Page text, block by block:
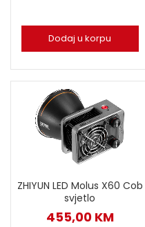
Dodaj u korpu
ZHIYUN LED Molus X60 Cob
svjetlo
455,00 KM